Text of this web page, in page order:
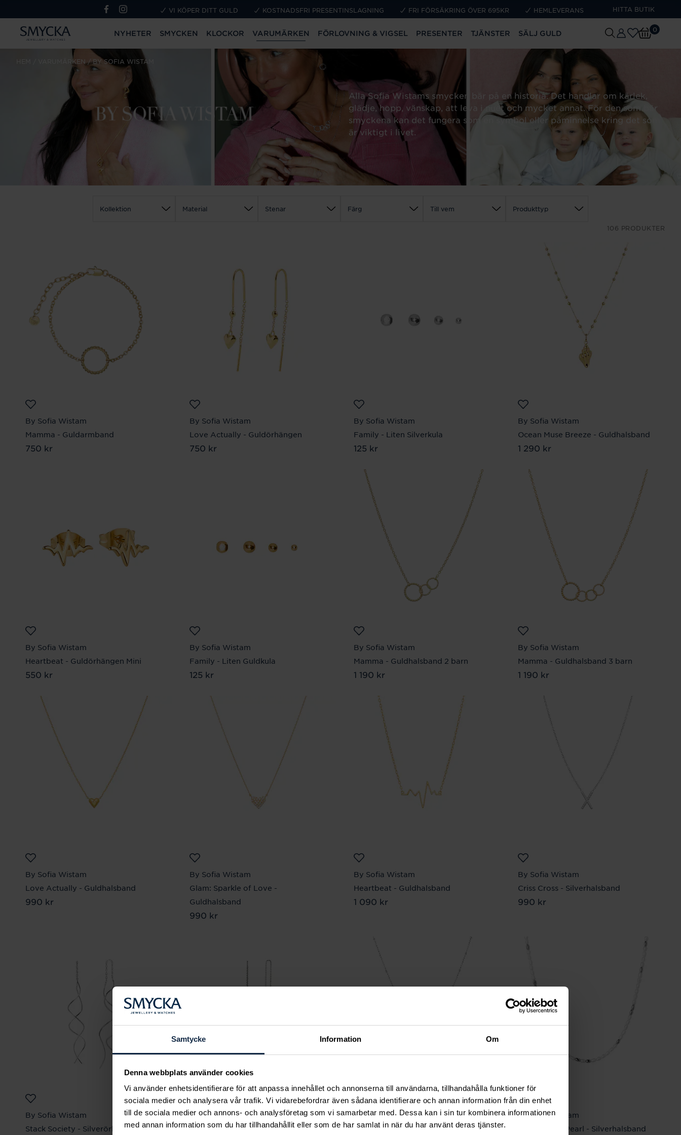
Samtycke Information Om
Denna webbplats använder cookies
Vi använder enhetsidentifierare för att anpassa innehållet och annonserna till användarna, tillhandahålla funktioner för
sociala medier och analysera vår trafik. Vi vidarebefordrar även sådana identifierare och annan information från din enhet
till de sociala medier och annons- och analysföretag som vi samarbetar med. Dessa kan i sin tur kombinera informationen
med annan information som du har tillhandahållit eller som de har samlat in när du har använt deras tjänster.
VI KÖPER DITT GULD KOSTNADSFRI PRESENTINSLAGNING FRI FÖRSÄKRING ÖVER 695KR HEMLEVERANS HITTA BUTIK
NYHETER SMYCKEN KLOCKOR VARUMÄRKEN FÖRLOVNING & VIGSEL PRESENTER TJÄNSTER SÄLJ GULD 0
VARUMÄRKEN BY SOFIA WISTAM
Alla Sofia Wistams smycken bär på en historia. Det handlar om kärlek,
glädje, hopp, vänskap, att leva i nuet och mycket annat. För den som bär
smyckena kan det fungera som en symbol eller påminnelse kring det som
är viktigt i livet.
Kollektion Material Stenar Färg Till vem Produkttyp
106 PRODUKTER
By Sofia Wistam
Mamma - Guldarmband
Pris :750 kr
750 kr
By Sofia Wistam
Love Actually - Guldörhängen
Pris :750 kr
750 kr
By Sofia Wistam
Family - Liten Silverkula
Pris :125 kr
125 kr
By Sofia Wistam
Ocean Muse Breeze - Guldhalsband
Pris:1 290 kr
1 290 kr
By Sofia Wistam
Heartbeat - Guldörhängen Mini
Pris :550 kr
550 kr
By Sofia Wistam
Family - Liten Guldkula
Pris :125 kr
125 kr
By Sofia Wistam
Mamma - Guldhalsband 2 barn
Pris: 1 190 kr
1 190 kr
By Sofia Wistam
Mamma - Guldhalsband 3 barn
Pris: 1 190 kr
1 190 kr
By Sofia Wistam
Love Actually - Guldhalsband
Pris:990 kr
990 kr
By Sofia Wistam
Glam: Sparkle of Love -
Guldhalsband
Pris:990 kr
990 kr
By Sofia Wistam
Heartbeat - Guldhalsband
Pris:1 090 kr
1 090 kr
By Sofia Wistam
Criss Cross - Silverhalsband
Pris:990 kr
990 kr
By Sofia Wistam
Stack Society - Silverörhängen
By Sofia Wistam
Ocean Muse Pearl - Silverörhängen
By Sofia Wistam
Ocean Muse Big Pearl -
By Sofia Wistam
Ocean Muse Pearl - Silverhalsband